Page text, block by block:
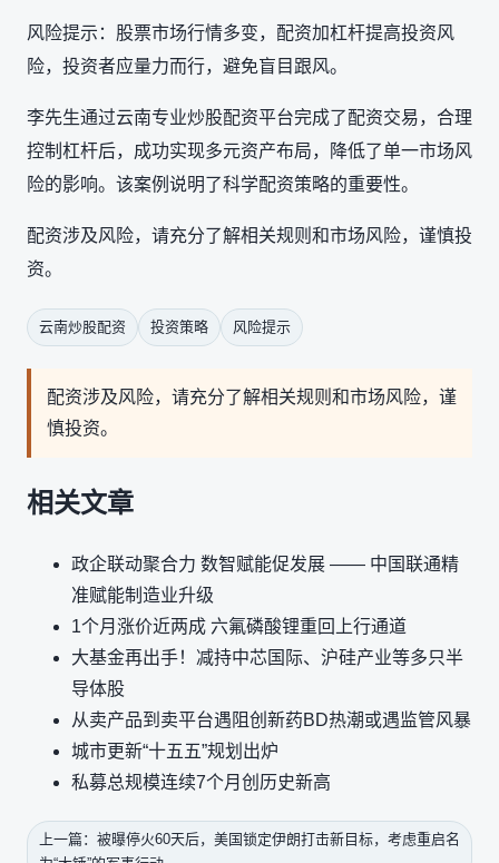
风险提示：股票市场行情多变，配资加杠杆提高投资风
险，投资者应量力而行，避免盲目跟风。
李先生通过云南专业炒股配资平台完成了配资交易，合理
控制杠杆后，成功实现多元资产布局，降低了单一市场风
险的影响。该案例说明了科学配资策略的重要性。
配资涉及风险，请充分了解相关规则和市场风险，谨慎投
资。
云南炒股配资 投资策略 风险提示
配资涉及风险，请充分了解相关规则和市场风险，谨
慎投资。
相关文章
政企联动聚合力 数智赋能促发展 —— 中国联通精
准赋能制造业升级
1个月涨价近两成 六氟磷酸锂重回上行通道
大基金再出手！减持中芯国际、沪硅产业等多只半
导体股
从卖产品到卖平台遇阻创新药BD热潮或遇监管风暴
城市更新“十五五”规划出炉
私募总规模连续7个月创历史新高
上一篇：被曝停火60天后，美国锁定伊朗打击新目标，考虑重启名